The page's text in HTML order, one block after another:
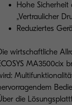
Hohe Sicherheit
„Vertraulicher
Reduziertes
wirtschaftliche
MA3500cix
die